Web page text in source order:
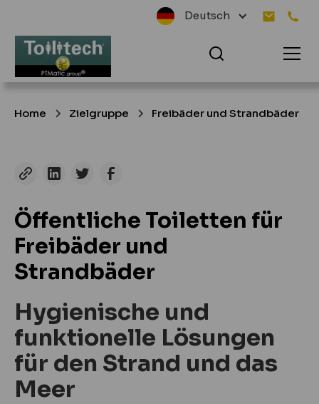
Deutsch
Home Zielgruppe Freibäder und Strandbäder
Öffentliche Toiletten für
Freibäder und
Strandbäder
Hygienische und
funktionelle Lösungen
für den Strand und das
Meer